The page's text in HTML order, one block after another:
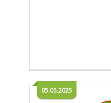
05.05.2025